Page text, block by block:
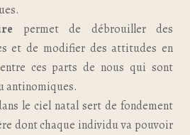
permet de débrouiller des
et de modifier des attitudes en
ces parts de nous qui sont
antinomiques.
le ciel natal sert de fondement
dont chaque individu va pouvoir